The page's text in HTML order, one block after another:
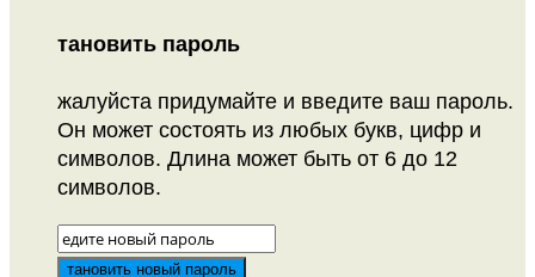
тановить пароль
жалуйста придумайте и введите ваш пароль.
Он может состоять из любых букв, цифр и
символов. Длина может быть от 6 до 12
символов.